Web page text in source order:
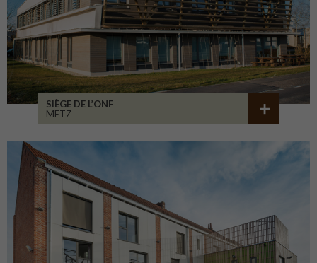
SIÈGE DE L’ONF
METZ